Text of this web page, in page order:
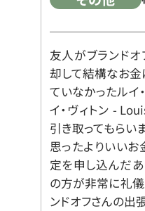
友人がブランド
却して結構なお金
ていなかったルイ
イ・ヴィトン -
引き取ってもらい
思ったよりいいお
定を申し込んだ
の方が非常に礼儀
ンドオフさんの出